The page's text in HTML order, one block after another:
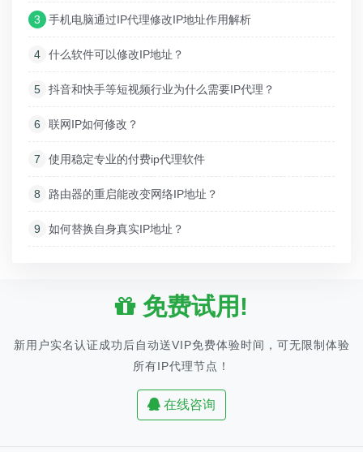
3 手机电脑通过IP代理修改IP地址作用解析
4 什么软件可以修改IP地址？
5 抖音和快手等短视频行业为什么需要IP代理？
6 联网IP如何修改？
7 使用稳定专业的付费ip代理软件
8 路由器的重启能改变网络IP地址？
9 如何替换自身真实IP地址？
免费试用!
新用户实名认证成功后自动送VIP免费体验时间，可无限制体验
所有IP代理节点！
在线咨询